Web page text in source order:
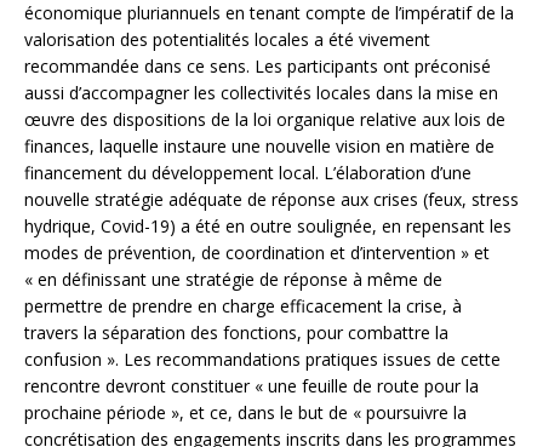
économique pluriannuels en tenant compte de l’impératif de la
valorisation des potentialités locales a été vivement
recommandée dans ce sens. Les participants ont préconisé
aussi d’accompagner les collectivités locales dans la mise en
œuvre des dispositions de la loi organique relative aux lois de
finances, laquelle instaure une nouvelle vision en matière de
financement du développement local. L’élaboration d’une
nouvelle stratégie adéquate de réponse aux crises (feux, stress
hydrique, Covid-19) a été en outre soulignée, en repensant les
modes de prévention, de coordination et d’intervention » et
« en définissant une stratégie de réponse à même de
permettre de prendre en charge efficacement la crise, à
travers la séparation des fonctions, pour combattre la
confusion ». Les recommandations pratiques issues de cette
rencontre devront constituer « une feuille de route pour la
prochaine période », et ce, dans le but de « poursuivre la
concrétisation des engagements inscrits dans les programmes